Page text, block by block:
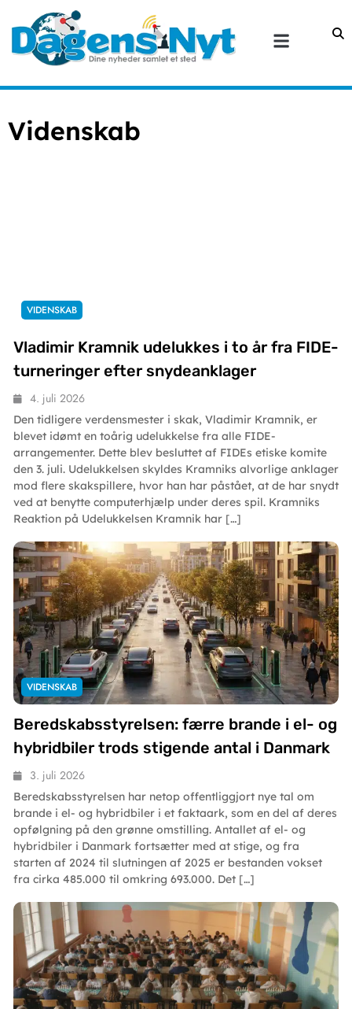
Videnskab
VIDENSKAB
Vladimir Kramnik udelukkes i to år fra FIDE-
turneringer efter snydeanklager
4. juli 2026
Den tidligere verdensmester i skak, Vladimir Kramnik, er
blevet idømt en toårig udelukkelse fra alle FIDE-
arrangementer. Dette blev besluttet af FIDEs etiske komite
den 3. juli. Udelukkelsen skyldes Kramniks alvorlige anklager
mod flere skakspillere, hvor han har påstået, at de har snydt
ved at benytte computerhjælp under deres spil. Kramniks
Reaktion på Udelukkelsen Kramnik har […]
VIDENSKAB
Beredskabsstyrelsen: færre brande i el- og
hybridbiler trods stigende antal i Danmark
3. juli 2026
Beredskabsstyrelsen har netop offentliggjort nye tal om
brande i el- og hybridbiler i et faktaark, som en del af deres
opfølgning på den grønne omstilling. Antallet af el- og
hybridbiler i Danmark fortsætter med at stige, og fra
starten af 2024 til slutningen af 2025 er bestanden vokset
fra cirka 485.000 til omkring 693.000. Det […]